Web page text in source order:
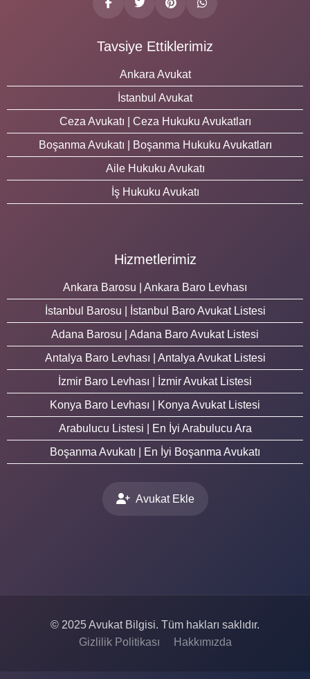
Tavsiye Ettiklerimiz
Ankara Avukat
İstanbul Avukat
Ceza Avukatı | Ceza Hukuku Avukatları
Boşanma Avukatı | Boşanma Hukuku Avukatları
Aile Hukuku Avukatı
İş Hukuku Avukatı
Hizmetlerimiz
Ankara Barosu | Ankara Baro Levhası
İstanbul Barosu | İstanbul Baro Avukat Listesi
Adana Barosu | Adana Baro Avukat Listesi
Antalya Baro Levhası | Antalya Avukat Listesi
İzmir Baro Levhası | İzmir Avukat Listesi
Konya Baro Levhası | Konya Avukat Listesi
Arabulucu Listesi | En İyi Arabulucu Ara
Boşanma Avukatı | En İyi Boşanma Avukatı
Avukat Ekle
© 2025 Avukat Bilgisi. Tüm hakları saklıdır.
Gizlilik Politikası
Hakkımızda